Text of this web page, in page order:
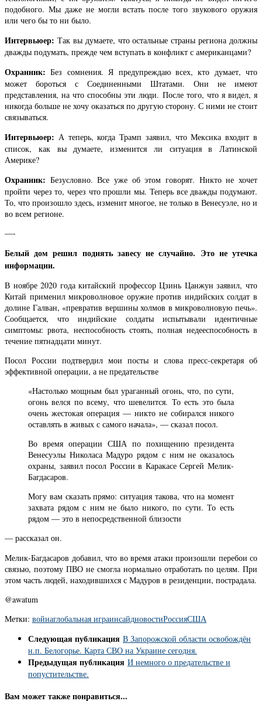
подобного. Мы даже не могли встать после того звукового оружия
или чего бы то ни было.
Интервьюер: Так вы думаете, что остальные страны региона должны
дважды подумать, прежде чем вступать в конфликт с американцами?
Охранник: Без сомнения. Я предупреждаю всех, кто думает, что
может бороться с Соединенными Штатами. Они не имеют
представления, на что способны эти люди. После того, что я видел, я
никогда больше не хочу оказаться по другую сторону. С ними не стоит
связываться.
Интервьюер: А теперь, когда Трамп заявил, что Мексика входит в
список, как вы думаете, изменится ли ситуация в Латинской
Америке?
Охранник: Безусловно. Все уже об этом говорят. Никто не хочет
пройти через то, через что прошли мы. Теперь все дважды подумают.
То, что произошло здесь, изменит многое, не только в Венесуэле, но и
во всем регионе.
—-
Белый дом решил поднять завесу не случайно. Это не утечка
информации.
В ноябре 2020 года китайский профессор Цзинь Цанжун заявил, что
Китай применил микроволновое оружие против индийских солдат в
долине Галван, «превратив вершины холмов в микроволновую печь».
Сообщается, что индийские солдаты испытывали идентичные
симптомы: рвота, неспособность стоять, полная недееспособность в
течение пятнадцати минут.
Посол России подтвердил мои посты и слова пресс-секретаря об
эффективной операции, а не предательстве
«Настолько мощным был ураганный огонь, что, по сути,
огонь велся по всему, что шевелится. То есть это была
очень жестокая операция — никто не собирался никого
оставлять в живых с самого начала», — сказал посол.
Во время операции США по похищению президента
Венесуэлы Николаса Мадуро рядом с ним не оказалось
охраны, заявил посол России в Каракасе Сергей Мелик-
Багдасаров.
Могу вам сказать прямо: ситуация такова, что на момент
захвата рядом с ним не было никого, по сути. То есть
рядом — это в непосредственной близости
— рассказал он.
Мелик-Багдасаров добавил, что во время атаки произошли перебои со
связью, поэтому ПВО не смогла нормально отработать по целям. При
этом часть людей, находившихся с Мадуров в резиденции, пострадала.
@awatum
Метки: войнаглобальная играинсайдновостиРоссияСША
Следующая публикация В Запорожской области освобождён
н.п. Белогорье. Карта СВО на Украине сегодня.
Предыдущая публикация И немного о предательстве и
попустительстве.
Вам может также понравиться...